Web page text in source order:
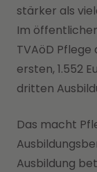
stärker als
Im
TVAöD Pflege
ersten, 1.552
dritten
Das macht
Ausbildung